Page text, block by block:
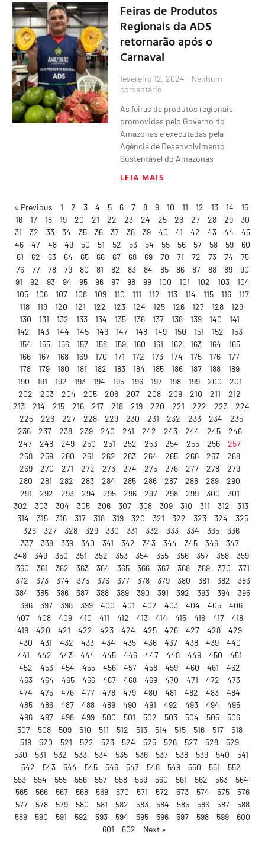
Feiras de Produtos
Regionais da ADS
retornarão após o
Carnaval
fevereiro 12, 2024 Nenhum
comentário
As feiras de produtos regionais,
promovidas pelo Governo do
Amazonas e executadas pela
Agência de Desenvolvimento
Sustentável do Amazonas
LEIA MAIS
« Previous 1 2 3 4 5 6 7 8 9 10 11 12 13 14
15
16
17 18 19 20 21 22 23 24 25 26 27 28 29
30
31
32 33 34 35 36 37 38 39 40 41 42 43 44
45
46
47 48 49 50 51 52 53 54 55 56 57 58 59
60
61
62 63 64 65 66 67 68 69 70 71 72 73 74
75
76
77 78 79 80 81 82 83 84 85 86 87 88 89
90
91
92 93 94 95 96 97 98 99 100 101 102 103
104
105
106 107 108 109 110 111 112 113 114 115 116
117
118
119 120 121 122 123 124 125 126 127 128
129
130
131 132 133 134 135 136 137 138 139 140
141
142
143 144 145 146 147 148 149 150 151 152
153
154
155 156 157 158 159 160 161 162 163 164
165
166
167 168 169 170 171 172 173 174 175 176
177
178
179 180 181 182 183 184 185 186 187 188
189
190
191 192 193 194 195 196 197 198 199 200
201
202
203 204 205 206 207 208 209 210 211
212
213
214 215 216 217 218 219 220 221 222 223
224
225
226 227 228 229 230 231 232 233 234
235
236
237 238 239 240 241 242 243 244 245
246
247
248 249 250 251 252 253 254 255 256
257
258
259 260 261 262 263 264 265 266 267
268
269
270 271 272 273 274 275 276 277 278
279
280
281 282 283 284 285 286 287 288 289
290
291
292 293 294 295 296 297 298 299 300
301
302
303 304 305 306 307 308 309 310 311 312
313
314
315 316 317 318 319 320 321 322 323 324
325
326
327 328 329 330 331 332 333 334 335
336
337
338 339 340 341 342 343 344 345 346
347
348
349 350 351 352 353 354 355 356 357 358
359
360
361 362 363 364 365 366 367 368 369 370
371
372
373 374 375 376 377 378 379 380 381 382
383
384
385 386 387 388 389 390 391 392 393 394
395
396
397 398 399 400 401 402 403 404 405
406
407
408 409 410 411 412 413 414 415 416 417
418
419
420 421 422 423 424 425 426 427 428
429
430
431 432 433 434 435 436 437 438 439
440
441
442 443 444 445 446 447 448 449 450
451
452
453 454 455 456 457 458 459 460 461
462
463
464 465 466 467 468 469 470 471 472
473
474
475 476 477 478 479 480 481 482 483
484
485
486 487 488 489 490 491 492 493 494
495
496
497 498 499 500 501 502 503 504 505
506
507
508 509 510 511 512 513 514 515 516 517
518
519
520 521 522 523 524 525 526 527 528
529
530
531 532 533 534 535 536 537 538 539 540
541
542
543 544 545 546 547 548 549 550 551
552
553
554 555 556 557 558 559 560 561 562 563
564
565
566 567 568 569 570 571 572 573 574 575
576
577
578 579 580 581 582 583 584 585 586 587
588
589
590 591 592 593 594 595 596 597 598 599
600
601
602 Next »